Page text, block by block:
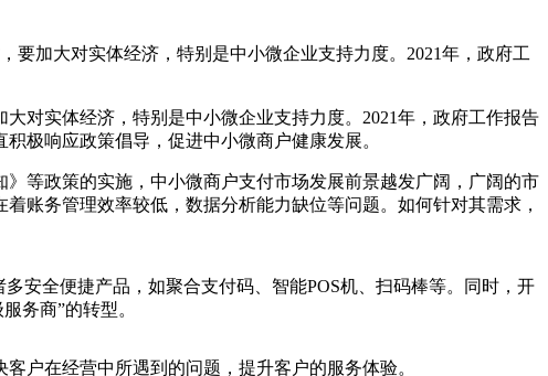
加大对实体经济，特别是中小微企业支持力度。2021年，政府工
实体经济，特别是中小微企业支持力度。2021年，政府工作报告
极响应政策倡导，促进中小微商户健康发展。
等政策的实施，中小微商户支付市场发展前景越发广阔，广阔的市
账务管理效率较低，数据分析能力缺位等问题。如何针对其需求，
全便捷产品，如聚合支付码、智能POS机、扫码棒等。同时，开
务商”的转型。
在经营中所遇到的问题，提升客户的服务体验。